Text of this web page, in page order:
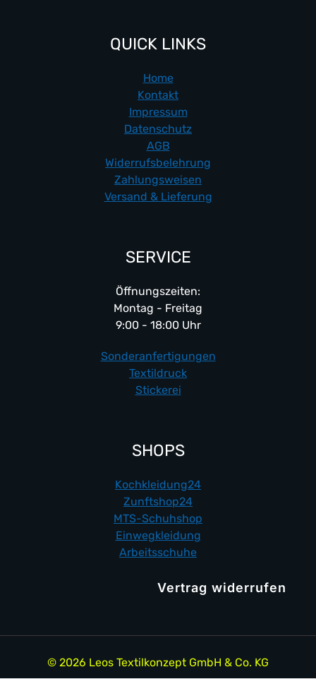
QUICK LINKS
Home
Kontakt
Impressum
Datenschutz
AGB
Widerrufsbelehrung
Zahlungsweisen
Versand & Lieferung
SERVICE
Öffnungszeiten:
Montag - Freitag
9:00 - 18:00 Uhr
Sonderanfertigungen
Textildruck
Stickerei
SHOPS
Kochkleidung24
Zunftshop24
MTS-Schuhshop
Einwegkleidung
Arbeitsschuhe
Vertrag widerrufen
© 2026 Leos Textilkonzept GmbH & Co. KG